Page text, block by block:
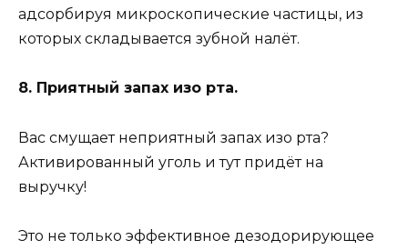
адсорбируя микроскопические частицы, из
которых складывается зубной налёт.
8. Приятный запах изо рта.
Вас смущает неприятный запах изо рта?
Активированный уголь и тут придёт на
выручку!
Это не только эффективное дезодорирующее